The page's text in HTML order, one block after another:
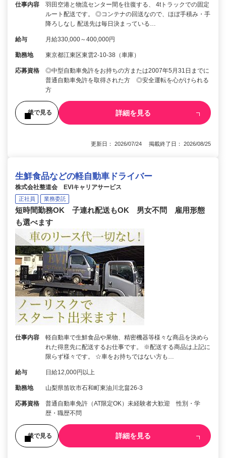
仕事内容
羽田空港と物流センター間を往復する、 4tトラックでの固定
ルート配送です。 ◎コンテナの回送なので、ほぼ手積み・手
降ろしなし 配送先は毎日決まっている…
給与 月給330,000～400,000円
勤務地 東京都江東区東雲2-10-38（車庫）
応募資格
◎中型自動車免許をお持ちの方または2007年5月31日までに
普通自動車免許を取得された方 ◎安全運転を心がけられる
方
後で見る 詳細を見る
更新日： 2026/07/24 掲載終了日： 2026/08/25
生鮮食品などの軽自動車ドライバー
株式会社整道会 EVIキャリアサービス
正社員 業務委託
短時間勤務OK 子連れ配送もOK 男女不問 雇用形態
も選べます
仕事内容
軽自動車で生鮮食品や果物、精密機器等様々な商品を決めら
れた得意先に配送するお仕事です。 ※配送する商品は上記に
限らず様々です。 ☆車をお持ちではない方も…
給与 日給12,000円以上
勤務地 山梨県笛吹市石和町東油川北畠26-3
応募資格
普通自動車免許（AT限定OK）未経験者大歓迎 性別・学
歴・職歴不問
後で見る 詳細を見る